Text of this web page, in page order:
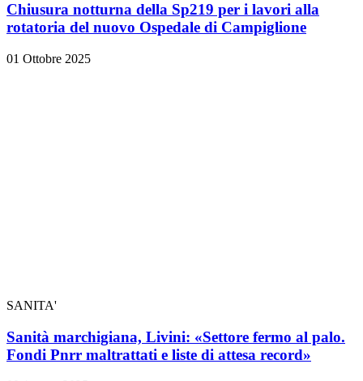
Chiusura notturna della Sp219 per i lavori alla
rotatoria del nuovo Ospedale di Campiglione
01 Ottobre 2025
SANITA'
Sanità marchigiana, Livini: «Settore fermo al palo.
Fondi Pnrr maltrattati e liste di attesa record»